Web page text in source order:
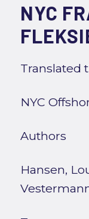
NYC
Translated
NYC
Authors
Hansen,